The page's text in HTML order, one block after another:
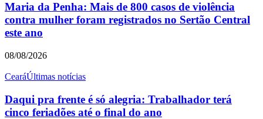
Maria da Penha: Mais de 800 casos de violência
contra mulher foram registrados no Sertão Central
este ano
08/08/2026
CearáÚltimas notícias
Daqui pra frente é só alegria: Trabalhador terá
cinco feriadões até o final do ano